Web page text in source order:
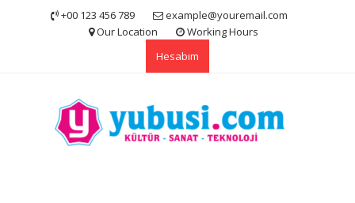
+00 123 456 789
example@youremail.com
Our Location
Working Hours
Hesabım